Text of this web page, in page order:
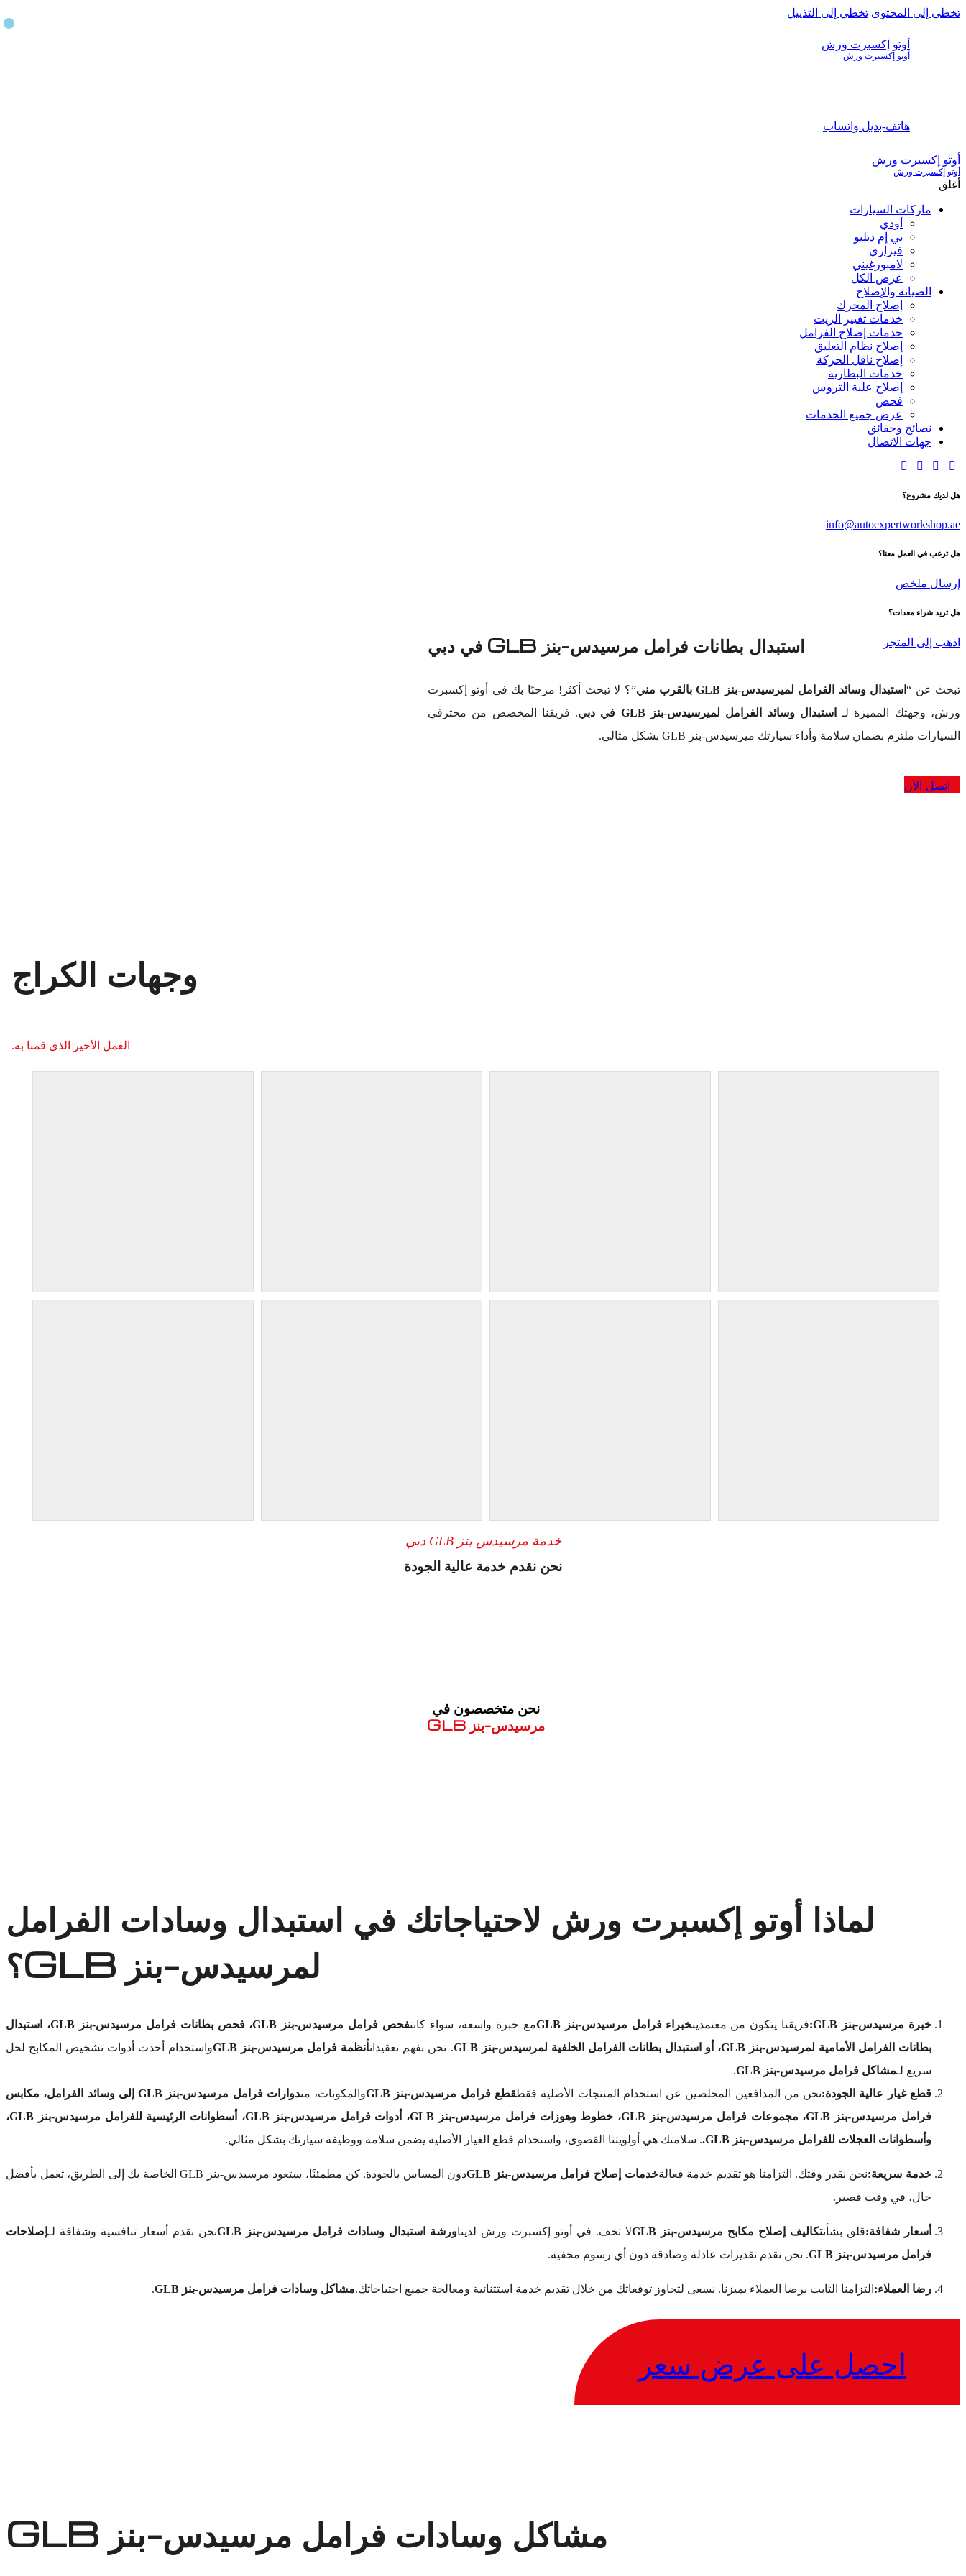
تخطى إلى المحتوى تخطي إلى التذييل
أوتو إكسبرت ورش
أوتو إكسبرت ورش
هاتف-بديل واتساب
أوتو إكسبرت ورش
أوتو إكسبرت ورش
أغلق
ماركات السيارات
أودي
بي إم دبليو
فيراري
لامبورغيني
عرض الكل
الصيانة والإصلاح
إصلاح المحرك
خدمات تغيير الزيت
خدمات إصلاح الفرامل
إصلاح نظام التعليق
إصلاح ناقل الحركة
خدمات البطارية
إصلاح علبة التروس
فحص
عرض جميع الخدمات
نصائح وحقائق
جهات الاتصال
هل لديك مشروع؟
info@autoexpertworkshop.ae
هل ترغب في العمل معنا؟
إرسال ملخص
هل تريد شراء معدات؟
اذهب إلى المتجر استبدال بطانات فرامل مرسيدس-بنز GLB في دبي
تبحث عن “استبدال وسائد الفرامل لميرسيدس-بنز GLB بالقرب مني
”؟ لا تبحث أكثر! مرحبًا بك في أوتو إكسبرت
ورش، وجهتك المميزة لـ
استبدال وسائد الفرامل لميرسيدس-بنز GLB في دبي
. فريقنا المخصص من محترفي
السيارات ملتزم بضمان سلامة وأداء سيارتك ميرسيدس-بنز GLB بشكل مثالي.
اتصل الآن
وجهات الكراج
العمل الأخير الذي قمنا به.
خدمة مرسيدس بنز GLB دبي
نحن نقدم خدمة عالية الجودة
نحن متخصصون في
مرسيدس-بنز GLB
لماذا أوتو إكسبرت ورش لاحتياجاتك في استبدال وسادات الفرامل
لمرسيدس-بنز GLB؟
خبرة مرسيدس-بنز GLB: فريقنا يتكون من معتمدينخبراء فرامل مرسيدس-بنز GLB مع خبرة واسعة، سواء كانت
فحص فرامل مرسيدس-بنز GLB، فحص بطانات فرامل مرسيدس-بنز GLB، استبدال
بطانات الفرامل الأمامية لمرسيدس-بنز GLB، أو استبدال بطانات الفرامل الخلفية لمرسيدس-بنز GLB
. نحن نفهم تعقيداتأنظمة فرامل مرسيدس-بنز GLB
واستخدام أحدث أدوات تشخيص المكابح لحل
سريع لـمشاكل فرامل مرسيدس-بنز GLB
.
قطع غيار عالية الجودة:نحن من المدافعين المخلصين عن استخدام المنتجات الأصلية فقطقطع فرامل مرسيدس-بنز GLB والمكونات، من
دوارات فرامل مرسيدس-بنز GLB إلى وسائد الفرامل، مكابس
فرامل مرسيدس-بنز GLB، مجموعات فرامل مرسيدس-بنز GLB، خطوط وهوزات فرامل مرسيدس-بنز GLB، أدوات فرامل مرسيدس-بنز GLB، أسطوانات الرئيسية للفرامل مرسيدس-بنز GLB،
وأسطوانات العجلات للفرامل مرسيدس-بنز GLB.
. سلامتك هي أولويتنا القصوى، واستخدام قطع الغيار الأصلية يضمن سلامة ووظيفة سيارتك بشكل مثالي.
خدمة سريعة:نحن نقدر وقتك. التزامنا هو تقديم خدمة فعالةخدمات إصلاح فرامل مرسيدس-بنز GLB
دون المساس بالجودة. كن مطمئنًا، ستعود مرسيدس-بنز GLB الخاصة بك إلى الطريق، تعمل بأفضل
حال، في وقت قصير.
أسعار شفافة:قلق بشأنتكاليف إصلاح مكابح مرسيدس-بنز GLB لا تخف. في أوتو إكسبرت ورش لديناورشة استبدال وسادات فرامل مرسيدس-بنز GLB نحن نقدم أسعار تنافسية وشفافة لـإصلاحات
فرامل مرسيدس-بنز GLB
. نحن نقدم تقديرات عادلة وصادقة دون أي رسوم مخفية.
رضا العملاء: التزامنا الثابت برضا العملاء يميزنا. نسعى لتجاوز توقعاتك من خلال تقديم خدمة استثنائية ومعالجة جميع احتياجاتك.مشاكل وسادات فرامل مرسيدس-بنز GLB .
احصل على عرض سعر
مشاكل وسادات فرامل مرسيدس-بنز GLB